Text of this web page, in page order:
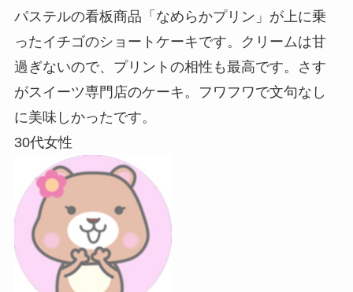
パステルの看板商品「なめらかプリン」が上に乗
ったイチゴのショートケーキです。クリームは甘
過ぎないので、プリントの相性も最高です。さす
がスイーツ専門店のケーキ。フワフワで文句なし
に美味しかったです。
30代女性